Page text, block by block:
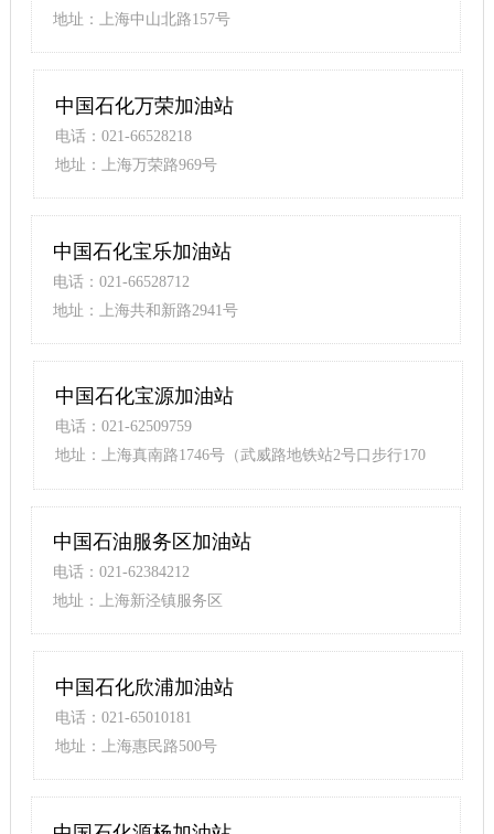
地址：上海中山北路157号
中国石化万荣加油站
电话：021-66528218
地址：上海万荣路969号
中国石化宝乐加油站
电话：021-66528712
地址：上海共和新路2941号
中国石化宝源加油站
电话：021-62509759
地址：上海真南路1746号（武威路地铁站2号口步行170
中国石油服务区加油站
电话：021-62384212
地址：上海新泾镇服务区
中国石化欣浦加油站
电话：021-65010181
地址：上海惠民路500号